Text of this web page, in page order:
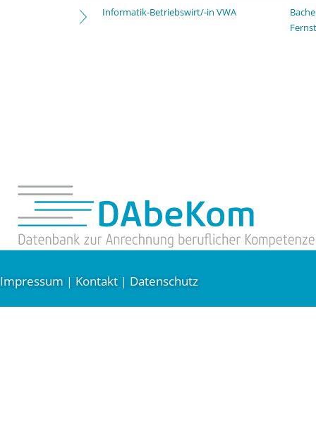
Informatik-Betriebswirt/-in VWA
Impressum | Kontakt | Datenschutz